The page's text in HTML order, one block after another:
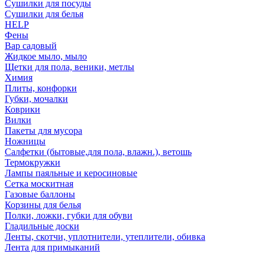
Сушилки для посуды
Сушилки для белья
HELP
Фены
Вар садовый
Жидкое мыло, мыло
Щетки для пола, веники, метлы
Химия
Плиты, конфорки
Губки, мочалки
Коврики
Вилки
Пакеты для мусора
Ножницы
Салфетки (бытовые,для пола, влажн.), ветошь
Термокружки
Лампы паяльные и керосиновые
Сетка москитная
Газовые баллоны
Корзины для белья
Полки, ложки, губки для обуви
Гладильные доски
Ленты, скотчи, уплотнители, утеплители, обивка
Лента для примыканий